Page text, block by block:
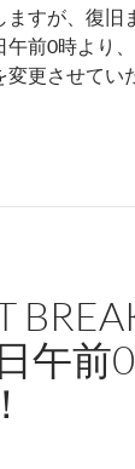
ますが、復旧
前0時より、
更させてい
午前